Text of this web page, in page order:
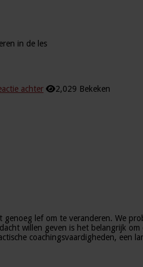
in de les
achter 2,029 Bekeken
lef om te veranderen. We
willen geven is het belangrijk
coachingsvaardigheden, een